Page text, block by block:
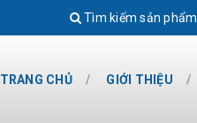
Tìm kiếm sản phẩm
TRANG CHỦ GIỚI THIỆU